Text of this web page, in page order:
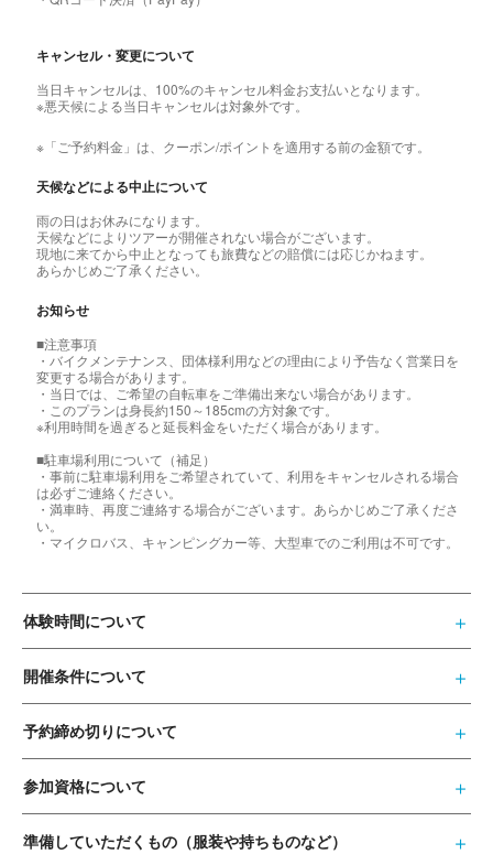
キャンセル・変更について
当日キャンセルは、100%のキャンセル料金お支払いとなります。
※悪天候による当日キャンセルは対象外です。
※「ご予約料金」は、クーポン/ポイントを適用する前の金額です。
天候などによる中止について
雨の日はお休みになります。
天候などによりツアーが開催されない場合がございます。
現地に来てから中止となっても旅費などの賠償には応じかねます。
あらかじめご了承ください。
お知らせ
■注意事項
・バイクメンテナンス、団体様利用などの理由により予告なく営業日を
変更する場合があります。
・当日では、ご希望の自転車をご準備出来ない場合があります。
・このプランは身長約150～185cmの方対象です。
※利用時間を過ぎると延長料金をいただく場合があります。
■駐車場利用について（補足）
・事前に駐車場利用をご希望されていて、利用をキャンセルされる場合
は必ずご連絡ください。
・満車時、再度ご連絡する場合がございます。あらかじめご了承くださ
い。
・マイクロバス、キャンピングカー等、大型車でのご利用は不可です。
体験時間について
開催条件について
予約締め切りについて
参加資格について
準備していただくもの（服装や持ちものなど）